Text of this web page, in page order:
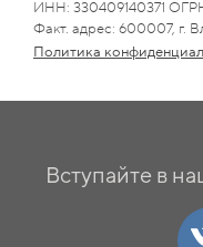
ИНН: 330409140371
Факт. адрес: 600007, г.
Политика
Вступайте в